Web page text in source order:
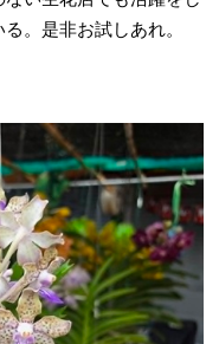
。是非お試しあれ。